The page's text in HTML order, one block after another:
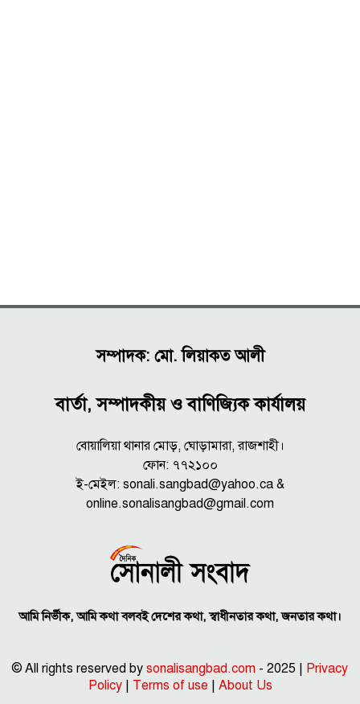
সম্পাদক: মো. লিয়াকত আলী
বার্তা, সম্পাদকীয় ও বাণিজ্যিক কার্যালয়
বোয়ালিয়া থানার মোড়, ঘোড়ামারা, রাজশাহী।
ফোন: ৭৭২১০০
ই-মেইল: sonali.sangbad@yahoo.ca &
online.sonalisangbad@gmail.com
আমি নির্ভীক, আমি কথা বলবই দেশের কথা, স্বাধীনতার কথা, জনতার কথা।
© All rights reserved by sonalisangbad.com - 2025 | Privacy
Policy| Terms of use About Us